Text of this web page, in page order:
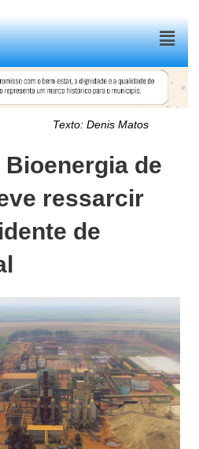
Menu
Texto:Denis Matos
Bioenergia de
ressarcir
de